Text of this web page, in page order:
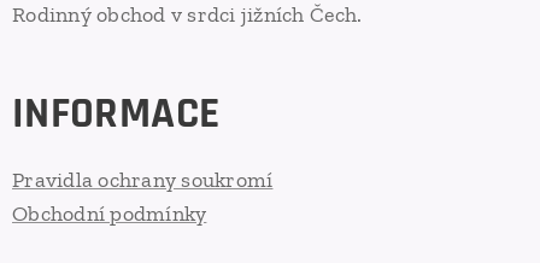
Rodinný obchod v srdci jižních Čech.
INFORMACE
Pravidla ochrany soukromí
Obchodní podmínky